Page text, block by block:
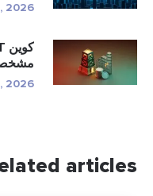
2026
2026
articles